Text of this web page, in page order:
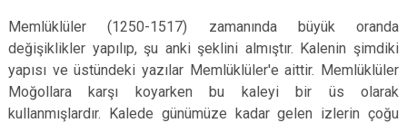
Memlüklüler (1250-1517) zamanında büyük oranda
değişiklikler yapılıp, şu anki şeklini almıştır. Kalenin şimdiki
yapısı ve üstündeki yazılar Memlüklüler'e aittir. Memlüklüler
Moğollara karşı koyarken bu kaleyi bir üs olarak
kullanmışlardır. Kalede günümüze kadar gelen izlerin çoğu